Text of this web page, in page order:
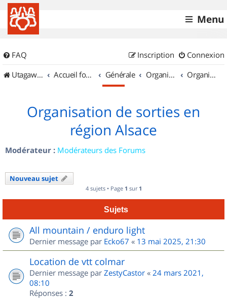
Menu
FAQ Connexion
Inscription
UtagawaVTT (Randos VTT et VTTAE avec traces GPS)
Accueil forum Générale Organisation de sorties & Recherche de partenaires Organisation de sorties en région Alsace
Organisation de sorties en
région Alsace
Modérateur : Modérateurs des Forums
Nouveau sujet
4 sujets • Page 1 sur 1
Sujets
All mountain / enduro light
Dernier message par Ecko67 « 13 mai 2025, 21:30
Location de vtt colmar
Dernier message par ZestyCastor « 24 mars 2021,
08:10
Réponses : 2